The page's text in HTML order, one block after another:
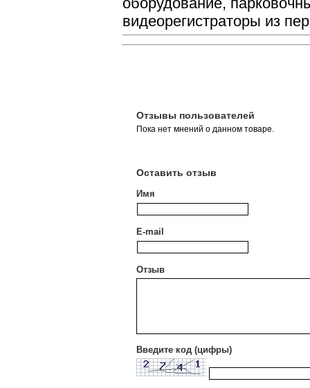
видеорегистраторы из
Отзывы пользователей
Пока нет мнений о данном товаре.
Оставить отзыв
Имя
E-mail
Отзыв
Введите код (цифры)